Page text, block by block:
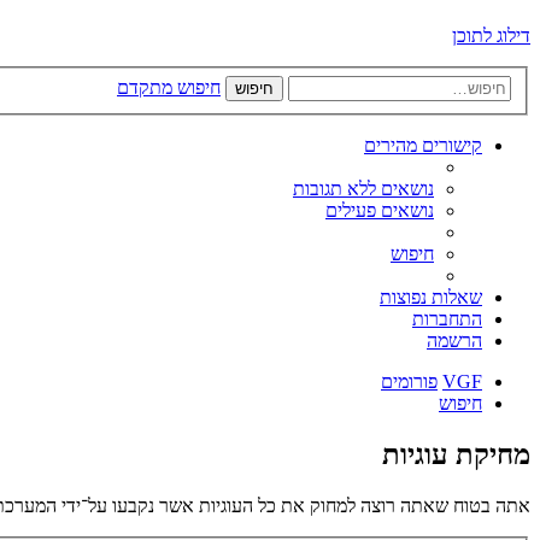
דילוג לתוכן
חיפוש חיפוש מתקדם
קישורים מהירים
נושאים ללא תגובות
נושאים פעילים
חיפוש
שאלות נפוצות
התחברות
הרשמה
VGF פורומים
חיפוש
מחיקת עוגיות
אתה בטוח שאתה רוצה למחוק את כל העוגיות אשר נקבעו על־ידי